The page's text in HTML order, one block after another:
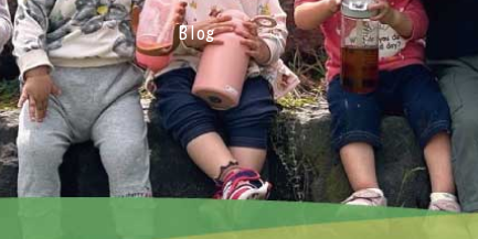
Blog